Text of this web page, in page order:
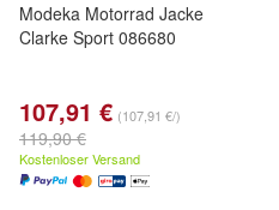
Modeka Motorrad Jacke
Clarke Sport 086680
107,91 € (107,91 €/)
119,90 €
Kostenloser Versand